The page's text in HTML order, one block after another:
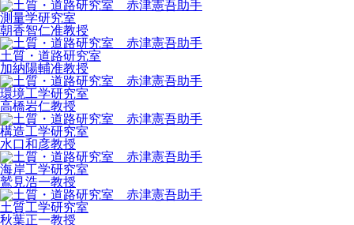
測量学研究室
朝香智仁准教授
土質・道路研究室
加納陽輔准教授
環境工学研究室
高橋岩仁教授
構造工学研究室
水口和彦教授
海岸工学研究室
鷲見浩一教授
土質工学研究室
秋葉正一教授